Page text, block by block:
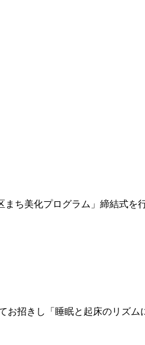
まち美化プログラム」締結式
お招きし「睡眠と起床のリズ